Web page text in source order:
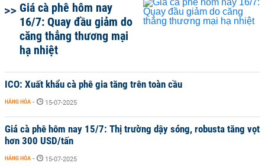
Giá cà phê hôm nay
16/7: Quay đầu giảm do
căng thẳng thương mại
hạ nhiệt
ICO: Xuất khẩu cà phê gia tăng trên toàn cầu
HÀNG HÓA - 15-07-2025
Giá cà phê hôm nay 15/7: Thị trường dậy sóng, robusta tăng vọt
hơn 300 USD/tấn
HÀNG HÓA - 15-07-2025